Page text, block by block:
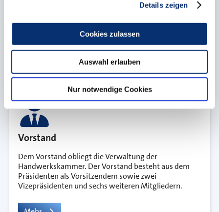
Details zeigen
Cookies zulassen
Auswahl erlauben
Nur notwendige Cookies
Vorstand
Dem Vorstand obliegt die Verwaltung der
Handwerkskammer. Der Vorstand besteht aus dem
Präsidenten als Vorsitzendem sowie zwei
Vizepräsidenten und sechs weiteren Mitgliedern.